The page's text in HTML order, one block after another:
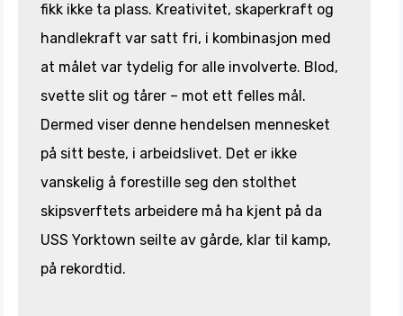
fikk ikke ta plass. Kreativitet, skaperkraft og
handlekraft var satt fri, i kombinasjon med
at målet var tydelig for alle involverte. Blod,
svette slit og tårer – mot ett felles mål.
Dermed viser denne hendelsen mennesket
på sitt beste, i arbeidslivet. Det er ikke
vanskelig å forestille seg den stolthet
skipsverftets arbeidere må ha kjent på da
USS Yorktown seilte av gårde, klar til kamp,
på rekordtid.